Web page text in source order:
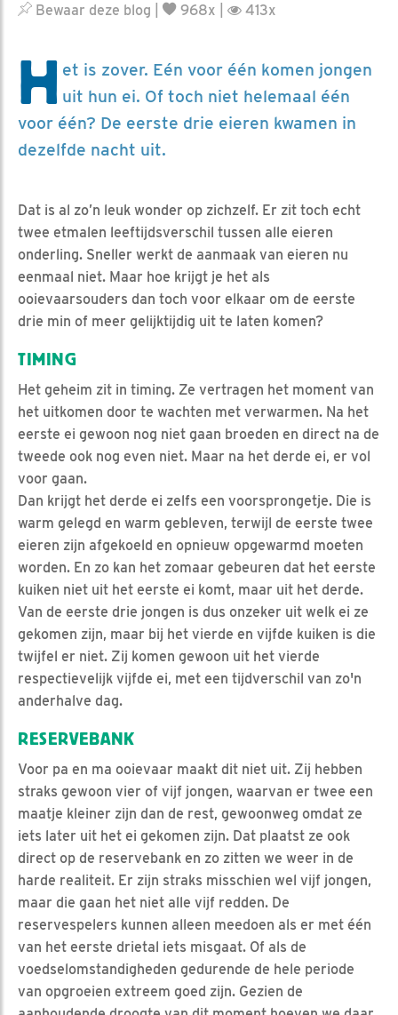
Bewaar deze blog
968x | 413x
H et is zover. Eén voor één komen jongen
uit hun ei. Of toch niet helemaal één
voor één? De eerste drie eieren kwamen in
dezelfde nacht uit.
Dat is al zo’n leuk wonder op zichzelf. Er zit toch echt
twee etmalen leeftijdsverschil tussen alle eieren
onderling. Sneller werkt de aanmaak van eieren nu
eenmaal niet. Maar hoe krijgt je het als
ooievaarsouders dan toch voor elkaar om de eerste
drie min of meer gelijktijdig uit te laten komen?
TIMING
Het geheim zit in timing. Ze vertragen het moment van
het uitkomen door te wachten met verwarmen. Na het
eerste ei gewoon nog niet gaan broeden en direct na de
tweede ook nog even niet. Maar na het derde ei, er vol
voor gaan.
Dan krijgt het derde ei zelfs een voorsprongetje. Die is
warm gelegd en warm gebleven, terwijl de eerste twee
eieren zijn afgekoeld en opnieuw opgewarmd moeten
worden. En zo kan het zomaar gebeuren dat het eerste
kuiken niet uit het eerste ei komt, maar uit het derde.
Van de eerste drie jongen is dus onzeker uit welk ei ze
gekomen zijn, maar bij het vierde en vijfde kuiken is die
twijfel er niet. Zij komen gewoon uit het vierde
respectievelijk vijfde ei, met een tijdverschil van zo'n
anderhalve dag.
RESERVEBANK
Voor pa en ma ooievaar maakt dit niet uit. Zij hebben
straks gewoon vier of vijf jongen, waarvan er twee een
maatje kleiner zijn dan de rest, gewoonweg omdat ze
iets later uit het ei gekomen zijn. Dat plaatst ze ook
direct op de reservebank en zo zitten we weer in de
harde realiteit. Er zijn straks misschien wel vijf jongen,
maar die gaan het niet alle vijf redden. De
reservespelers kunnen alleen meedoen als er met één
van het eerste drietal iets misgaat. Of als de
voedselomstandigheden gedurende de hele periode
van opgroeien extreem goed zijn. Gezien de